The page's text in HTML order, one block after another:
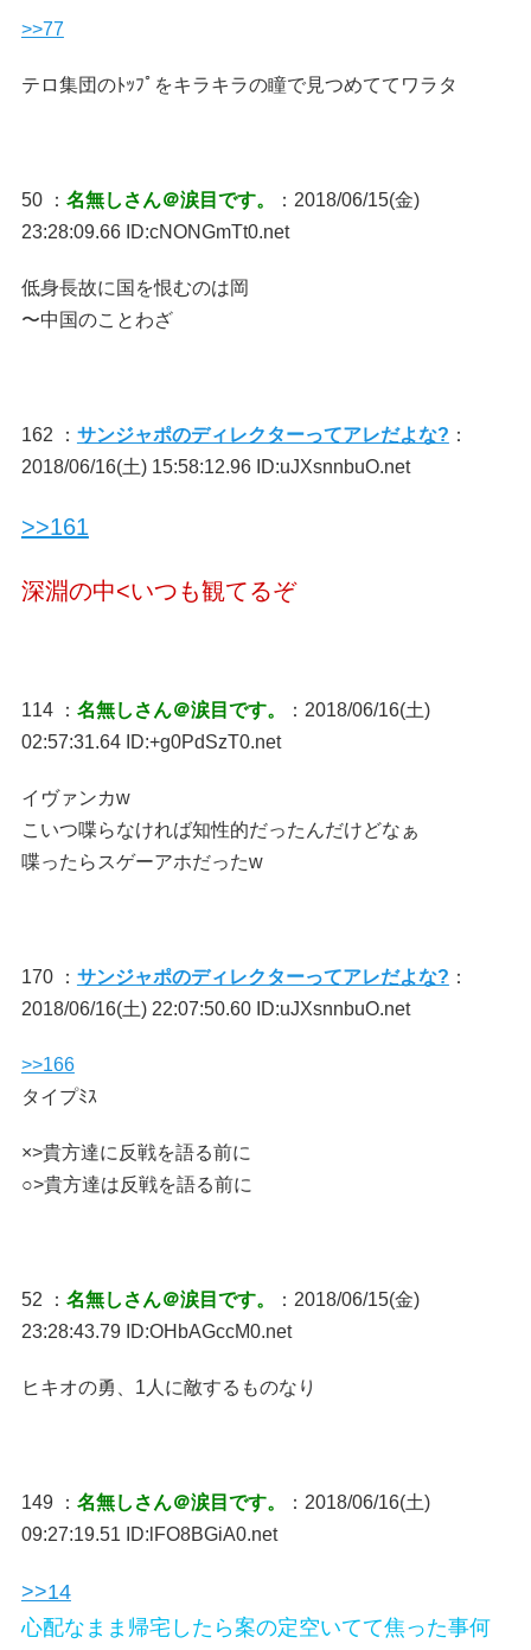
>>77
テロ集団のﾄｯﾌﾟをキラキラの瞳で見つめててワラタ
50 ： 名無しさん＠涙目です。
：2018/06/15(金)
23:28:09.66 ID:cNONGmTt0.net
低身長故に国を恨むのは岡
〜中国のことわざ
162 ： サンジャポのディレクターってアレだよな? ：
2018/06/16(土) 15:58:12.96 ID:uJXsnnbuO.net
>>161
深淵の中<いつも観てるぞ
114 ： 名無しさん＠涙目です。
：2018/06/16(土)
02:57:31.64 ID:+g0PdSzT0.net
イヴァンカw
こいつ喋らなければ知性的だったんだけどなぁ
喋ったらスゲーアホだったw
170 ： サンジャポのディレクターってアレだよな? ：
2018/06/16(土) 22:07:50.60 ID:uJXsnnbuO.net
>>166
タイプﾐｽ
×>貴方達に反戦を語る前に
○>貴方達は反戦を語る前に
52 ： 名無しさん＠涙目です。
：2018/06/15(金)
23:28:43.79 ID:OHbAGccM0.net
ヒキオの勇、1人に敵するものなり
149 ： 名無しさん＠涙目です。
：2018/06/16(土)
09:27:19.51 ID:lFO8BGiA0.net
>>14
心配なまま帰宅したら案の定空いてて焦った事何